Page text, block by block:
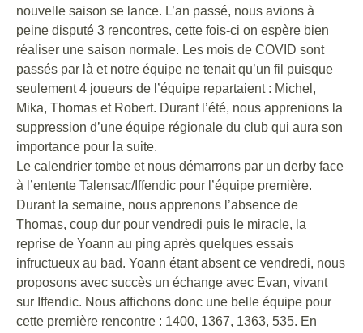
nouvelle saison se lance. L’an passé, nous avions à
peine disputé 3 rencontres, cette fois-ci on espère bien
réaliser une saison normale. Les mois de COVID sont
passés par là et notre équipe ne tenait qu’un fil puisque
seulement 4 joueurs de l’équipe repartaient : Michel,
Mika, Thomas et Robert. Durant l’été, nous apprenions la
suppression d’une équipe régionale du club qui aura son
importance pour la suite.
Le calendrier tombe et nous démarrons par un derby face
à l’entente Talensac/Iffendic pour l’équipe première.
Durant la semaine, nous apprenons l’absence de
Thomas, coup dur pour vendredi puis le miracle, la
reprise de Yoann au ping après quelques essais
infructueux au bad. Yoann étant absent ce vendredi, nous
proposons avec succès un échange avec Evan, vivant
sur Iffendic. Nous affichons donc une belle équipe pour
cette première rencontre : 1400, 1367, 1363, 535. En